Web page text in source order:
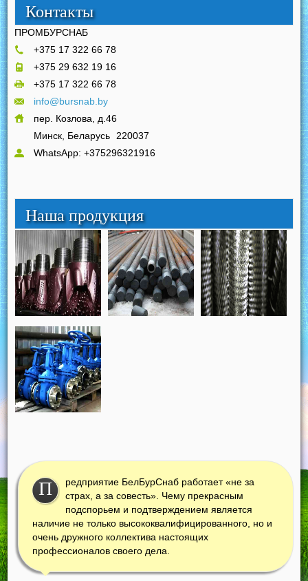
Контакты
ПРОМБУРСНАБ
+375 17 322 66 78
+375 29 632 19 16
+375 17 322 66 78
info@bursnab.by
пер. Козлова, д.46
Минск, Беларусь 220037
WhatsApp: +375296321916
Наша продукция
П
редприятие БелБурСнаб работает «не за
страх, а за совесть». Чему прекрасным
подспорьем и подтверждением является
наличие не только высококвалифицированного, но и
очень дружного коллектива настоящих
профессионалов своего дела.